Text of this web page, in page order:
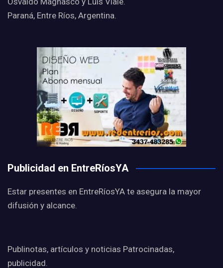
Paraná, Entre Ríos, Argentina.
Publicidad en EntreRíosYA
Estar presentes en EntreRíosYA te asegura la mayor
difusión y alcance.
Publinotas, artículos y noticias Patrocinadas,
publicidad.